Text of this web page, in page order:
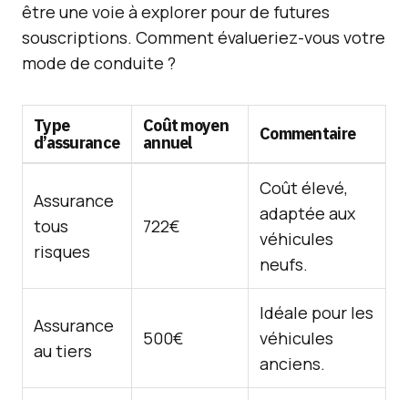
être une voie à explorer pour de futures
souscriptions. Comment évalueriez-vous votre
mode de conduite ?
Type
d’assurance
Coût moyen
annuel
Commentaire
Assurance
tous
risques
722€
Coût élevé,
adaptée aux
véhicules
neufs.
Assurance
au tiers
500€
Idéale pour les
véhicules
anciens.